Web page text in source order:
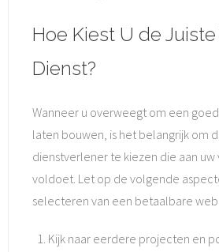
Hoe Kiest U de
Dienst?
Wanneer u overweegt om een
laten bouwen, is het belangrijk om
dienstverlener te kiezen die aan
voldoet. Let op de volgende
selecteren van een betaalbare
Kijk naar eerdere projecten en